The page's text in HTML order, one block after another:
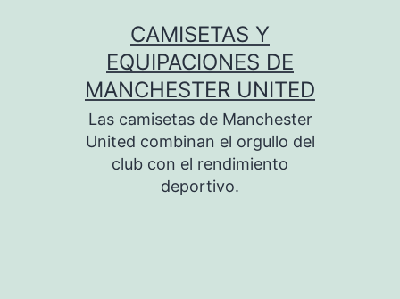
CAMISETAS Y
EQUIPACIONES DE
MANCHESTER UNITED
Las camisetas de Manchester
United combinan el orgullo del
club con el rendimiento
deportivo.